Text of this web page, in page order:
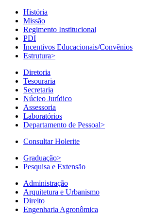
História
Missão
Regimento Institucional
PDI
Incentivos Educacionais/Convênios
Estrutura>
Diretoria
Tesouraria
Secretaria
Núcleo Jurídico
Assessoria
Laboratórios
Departamento de Pessoal>
Consultar Holerite
Graduação>
Pesquisa e Extensão
Administração
Arquitetura e Urbanismo
Direito
Engenharia Agronômica